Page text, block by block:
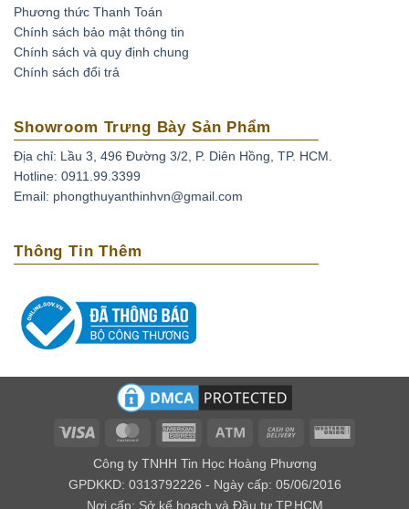
Phương thức Thanh Toán
Chính sách bảo mật thông tin
Chính sách và quy định chung
Chính sách đổi trả
Showroom Trưng Bày Sản Phẩm
Địa chỉ: Lầu 3, 496 Đường 3/2, P. Diên Hồng, TP. HCM.
Hotline: 0911.99.3399
Email: phongthuyanthinhvn@gmail.com
Thông Tin Thêm
Visa MasterCardAmerican
Atm
Cash
Delivery
Western
Công ty TNHH Tin Học Hoàng Phương
GPDKKD: 0313792226 - Ngày cấp: 05/06/2016
Nơi cấp: Sở kế hoạch và Đầu tư TP.HCM